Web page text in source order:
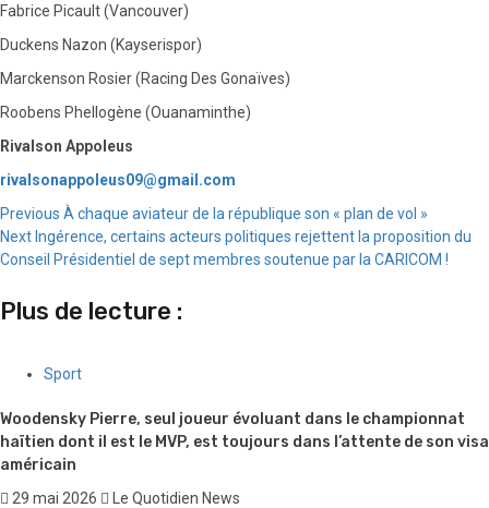
Fabrice Picault (Vancouver)
Duckens Nazon (Kayserispor)
Marckenson Rosier (Racing Des Gonaïves)
Roobens Phellogène (Ouanaminthe)
Rivalson Appoleus
rivalsonappoleus09@gmail.com
Continue
Reading
Previous À chaque aviateur de la république son « plan de vol »
Next Ingérence, certains acteurs politiques rejettent la proposition du
Conseil Présidentiel de sept membres soutenue par la CARICOM !
Plus de lecture :
Sport
Woodensky Pierre, seul joueur évoluant dans le championnat
haïtien dont il est le MVP, est toujours dans l’attente de son visa
américain
29 mai 2026 Le Quotidien News